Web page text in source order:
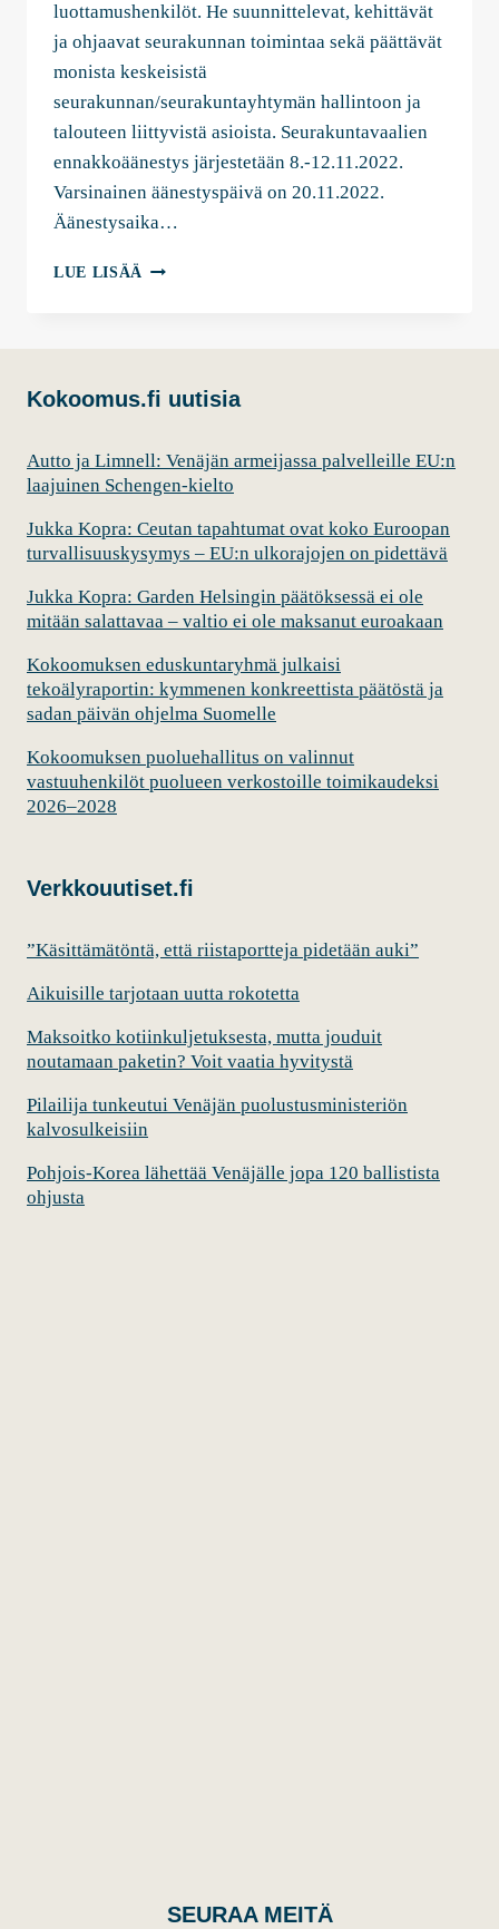
luottamushenkilöt. He suunnittelevat, kehittävät
ja ohjaavat seurakunnan toimintaa sekä päättävät
monista keskeisistä
seurakunnan/seurakuntayhtymän hallintoon ja
talouteen liittyvistä asioista. Seurakuntavaalien
ennakkoäänestys järjestetään 8.-12.11.2022.
Varsinainen äänestyspäivä on 20.11.2022.
Äänestysaika…
LUE LISÄÄ SEURAKUNTAVAALIT
Kokoomus.fi uutisia
Autto ja Limnell: Venäjän armeijassa palvelleille EU:n
laajuinen Schengen-kielto
Jukka Kopra: Ceutan tapahtumat ovat koko Euroopan
turvallisuuskysymys – EU:n ulkorajojen on pidettävä
Jukka Kopra: Garden Helsingin päätöksessä ei ole
mitään salattavaa – valtio ei ole maksanut euroakaan
Kokoomuksen eduskuntaryhmä julkaisi
tekoälyraportin: kymmenen konkreettista päätöstä ja
sadan päivän ohjelma Suomelle
Kokoomuksen puoluehallitus on valinnut
vastuuhenkilöt puolueen verkostoille toimikaudeksi
2026–2028
Verkkouutiset.fi
”Käsittämätöntä, että riistaportteja pidetään auki”
Aikuisille tarjotaan uutta rokotetta
Maksoitko kotiinkuljetuksesta, mutta jouduit
noutamaan paketin? Voit vaatia hyvitystä
Pilailija tunkeutui Venäjän puolustusministeriön
kalvosulkeisiin
Pohjois-Korea lähettää Venäjälle jopa 120 ballistista
ohjusta
SEURAA MEITÄ